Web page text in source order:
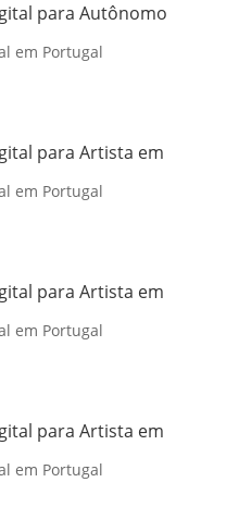
para Autônomo
em Portugal
para Artista em
em Portugal
para Artista em
em Portugal
para Artista em
em Portugal